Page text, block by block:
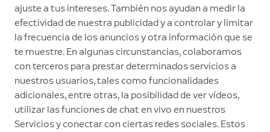
ajuste a tus intereses. También nos ayudan a medir la
efectividad de nuestra publicidad y a controlar y limitar
la frecuencia de los anuncios y otra información que se
te muestre. En algunas circunstancias, colaboramos
con terceros para prestar determinados servicios a
nuestros usuarios, tales como funcionalidades
adicionales, entre otras, la posibilidad de ver vídeos,
utilizar las funciones de chat en vivo en nuestros
Servicios y conectar con ciertas redes sociales. Estos